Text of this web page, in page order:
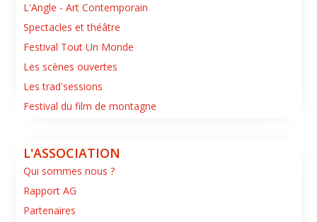
L'Angle - Art Contemporain
Spectacles et théâtre
Festival Tout Un Monde
Les scènes ouvertes
Les trad'sessions
Festival du film de montagne
L'ASSOCIATION
Qui sommes nous ?
Rapport AG
Partenaires